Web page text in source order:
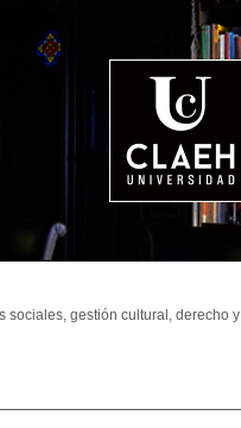
sociales, gestión cultural, derecho y